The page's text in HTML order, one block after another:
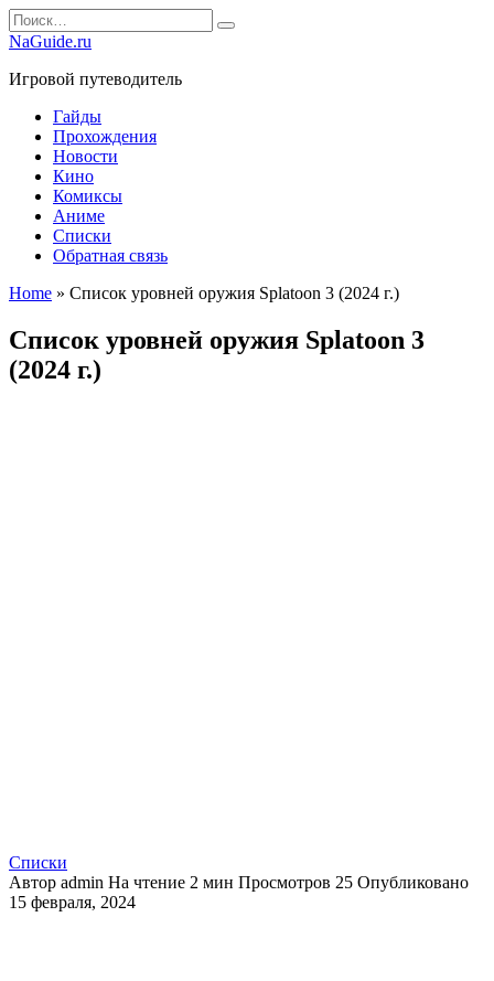
Перейти
к
Search
for:
NaGuide.ru
Игровой путеводитель
Гайды
Прохождения
Новости
Кино
Комиксы
Аниме
Списки
Обратная связь
Home » Список уровней оружия Splatoon 3 (2024 г.)
Список уровней оружия Splatoon 3
(2024 г.)
Списки
Автор admin На чтение 2 мин Просмотров 25 Опубликовано
15 февраля, 2024